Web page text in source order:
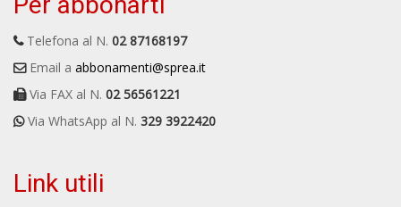
Telefona al N. 02 87168197
Email a abbonamenti@sprea.it
Via FAX al N. 02 56561221
Via WhatsApp al N. 329 3922420
Link utili